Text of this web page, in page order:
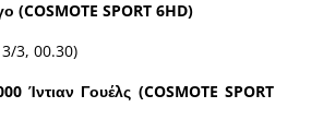
(COSMOTE SPORT 6HD)
3/3, 00.30)
Ίντιαν Γουέλς (COSMOTE SPORT